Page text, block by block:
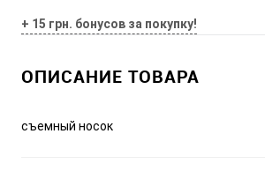
+ 15 грн. бонусов за покупку!
ОПИСАНИЕ ТОВАРА
съемный носок